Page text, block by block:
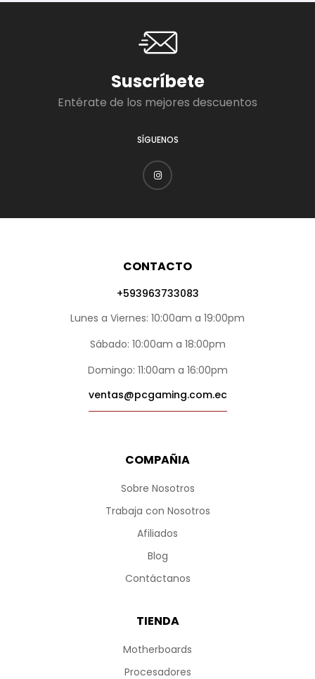
Suscríbete
Entérate de los mejores descuentos
SÍGUENOS
COMPAÑIA
Sobre Nosotros
Trabaja con Nosotros
Afiliados
Blog
Contáctanos
TIENDA
Motherboards
Procesadores
CONTACTO
+593963733083
Lunes a Viernes: 10:00am a 19:00pm
Sábado: 10:00am a 18:00pm
Domingo: 11:00am a 16:00pm
ventas@pcgaming.com.ec